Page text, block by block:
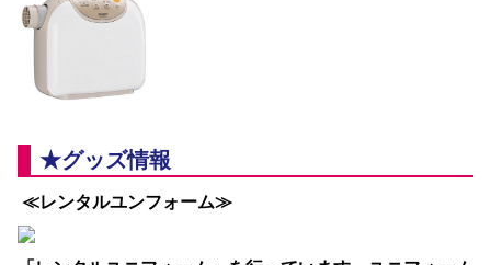
★グッズ情報
≪レンタルユンフォーム≫